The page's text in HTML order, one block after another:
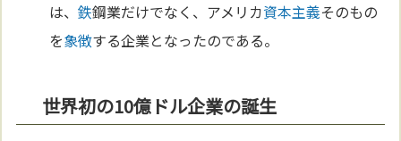
は、鉄鋼業だけでなく、アメリカ資本主義そのもの
を象徴する企業となったのである。
世界初の10億ドル企業の誕生